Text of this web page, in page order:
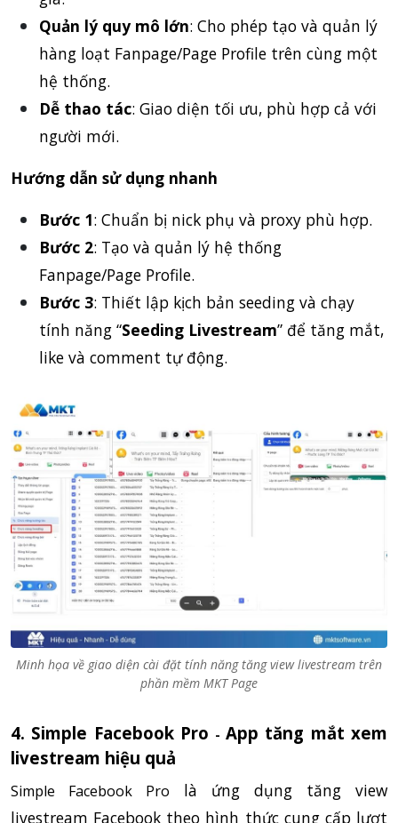
Quản lý quy mô lớn: Cho phép tạo và quản lý
hàng loạt Fanpage/Page Profile trên cùng một
hệ thống.
Dễ thao tác: Giao diện tối ưu, phù hợp cả với
người mới.
Hướng dẫn sử dụng nhanh
Bước 1: Chuẩn bị nick phụ và proxy phù hợp.
Bước 2: Tạo và quản lý hệ thống
Fanpage/Page Profile.
Bước 3: Thiết lập kịch bản seeding và chạy
tính năng “Seeding Livestream” để tăng mắt,
like và comment tự động.
Minh họa về giao diện cài đặt tính năng tăng view livestream trên
phần mềm MKT Page
4. Simple Facebook Pro - App tăng mắt xem
livestream hiệu quả
Simple Facebook Pro là ứng dụng tăng view
livestream Facebook theo hình thức cung cấp lượt